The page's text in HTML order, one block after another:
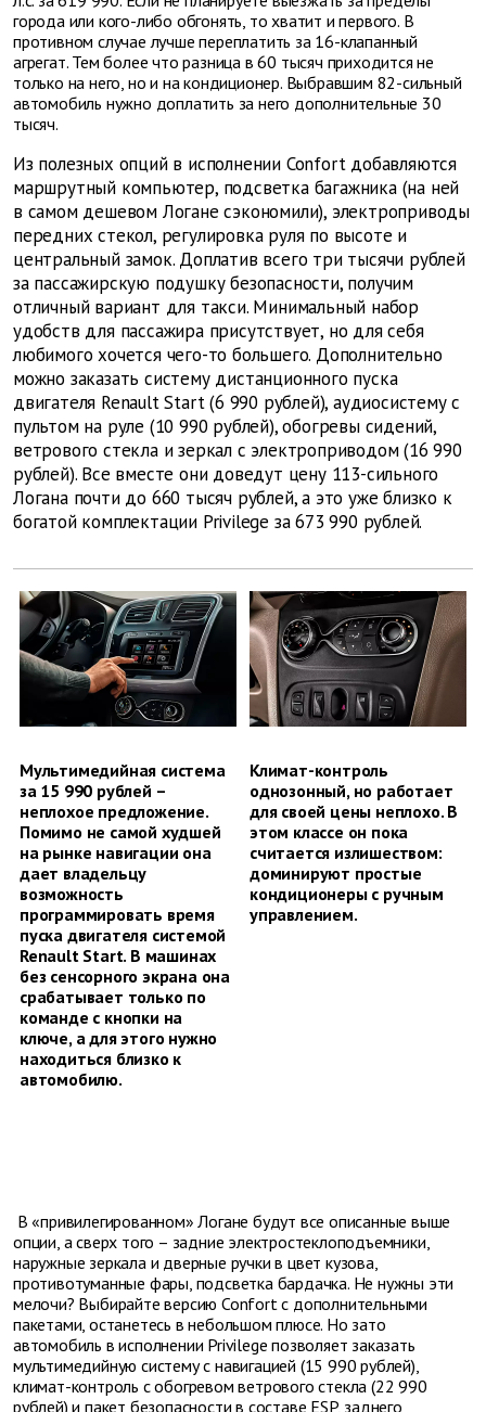
города или кого-либо обгонять, то хватит и первого. В
противном случае лучше переплатить за 16-клапанный
агрегат. Тем более что разница в 60 тысяч приходится не
только на него, но и на кондиционер. Выбравшим 82-сильный
автомобиль нужно доплатить за него дополнительные 30
тысяч.
Из полезных опций в исполнении Confort добавляются
маршрутный компьютер, подсветка багажника (на ней
в самом дешевом Логане сэкономили), электроприводы
передних стекол, регулировка руля по высоте и
центральный замок. Доплатив всего три тысячи рублей
за пассажирскую подушку безопасности, получим
отличный вариант для такси. Минимальный набор
удобств для пассажира присутствует, но для себя
любимого хочется чего-то большего. Дополнительно
можно заказать систему дистанционного пуска
двигателя Renault Start (6 990 рублей), аудиосистему с
пультом на руле (10 990 рублей), обогревы сидений,
ветрового стекла и зеркал с электроприводом (16 990
рублей). Все вместе они доведут цену 113-сильного
Логана почти до 660 тысяч рублей, а это уже близко к
богатой комплектации Privilege за 673 990 рублей.
Мультимедийная система
за 15 990 рублей –
неплохое предложение.
Помимо не самой худшей
на рынке навигации она
дает владельцу
возможность
программировать время
пуска двигателя системой
Renault Start. В машинах
без сенсорного экрана она
срабатывает только по
команде с кнопки на
ключе, а для этого нужно
находиться близко к
автомобилю.
Климат-контроль
однозонный, но работает
для своей цены неплохо. В
этом классе он пока
считается излишеством:
доминируют простые
кондиционеры с ручным
управлением.
В «привилегированном» Логане будут все описанные выше
опции, а сверх того – задние электростеклоподъемники,
наружные зеркала и дверные ручки в цвет кузова,
противотуманные фары, подсветка бардачка. Не нужны эти
мелочи? Выбирайте версию Confort с дополнительными
пакетами, останетесь в небольшом плюсе. Но зато
автомобиль в исполнении Privilege позволяет заказать
мультимедийную систему с навигацией (15 990 рублей),
климат-контроль с обогревом ветрового стекла (22 990
рублей) и пакет безопасности в составе ESP, заднего